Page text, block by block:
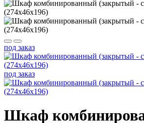
под заказ
под заказ
Шкаф